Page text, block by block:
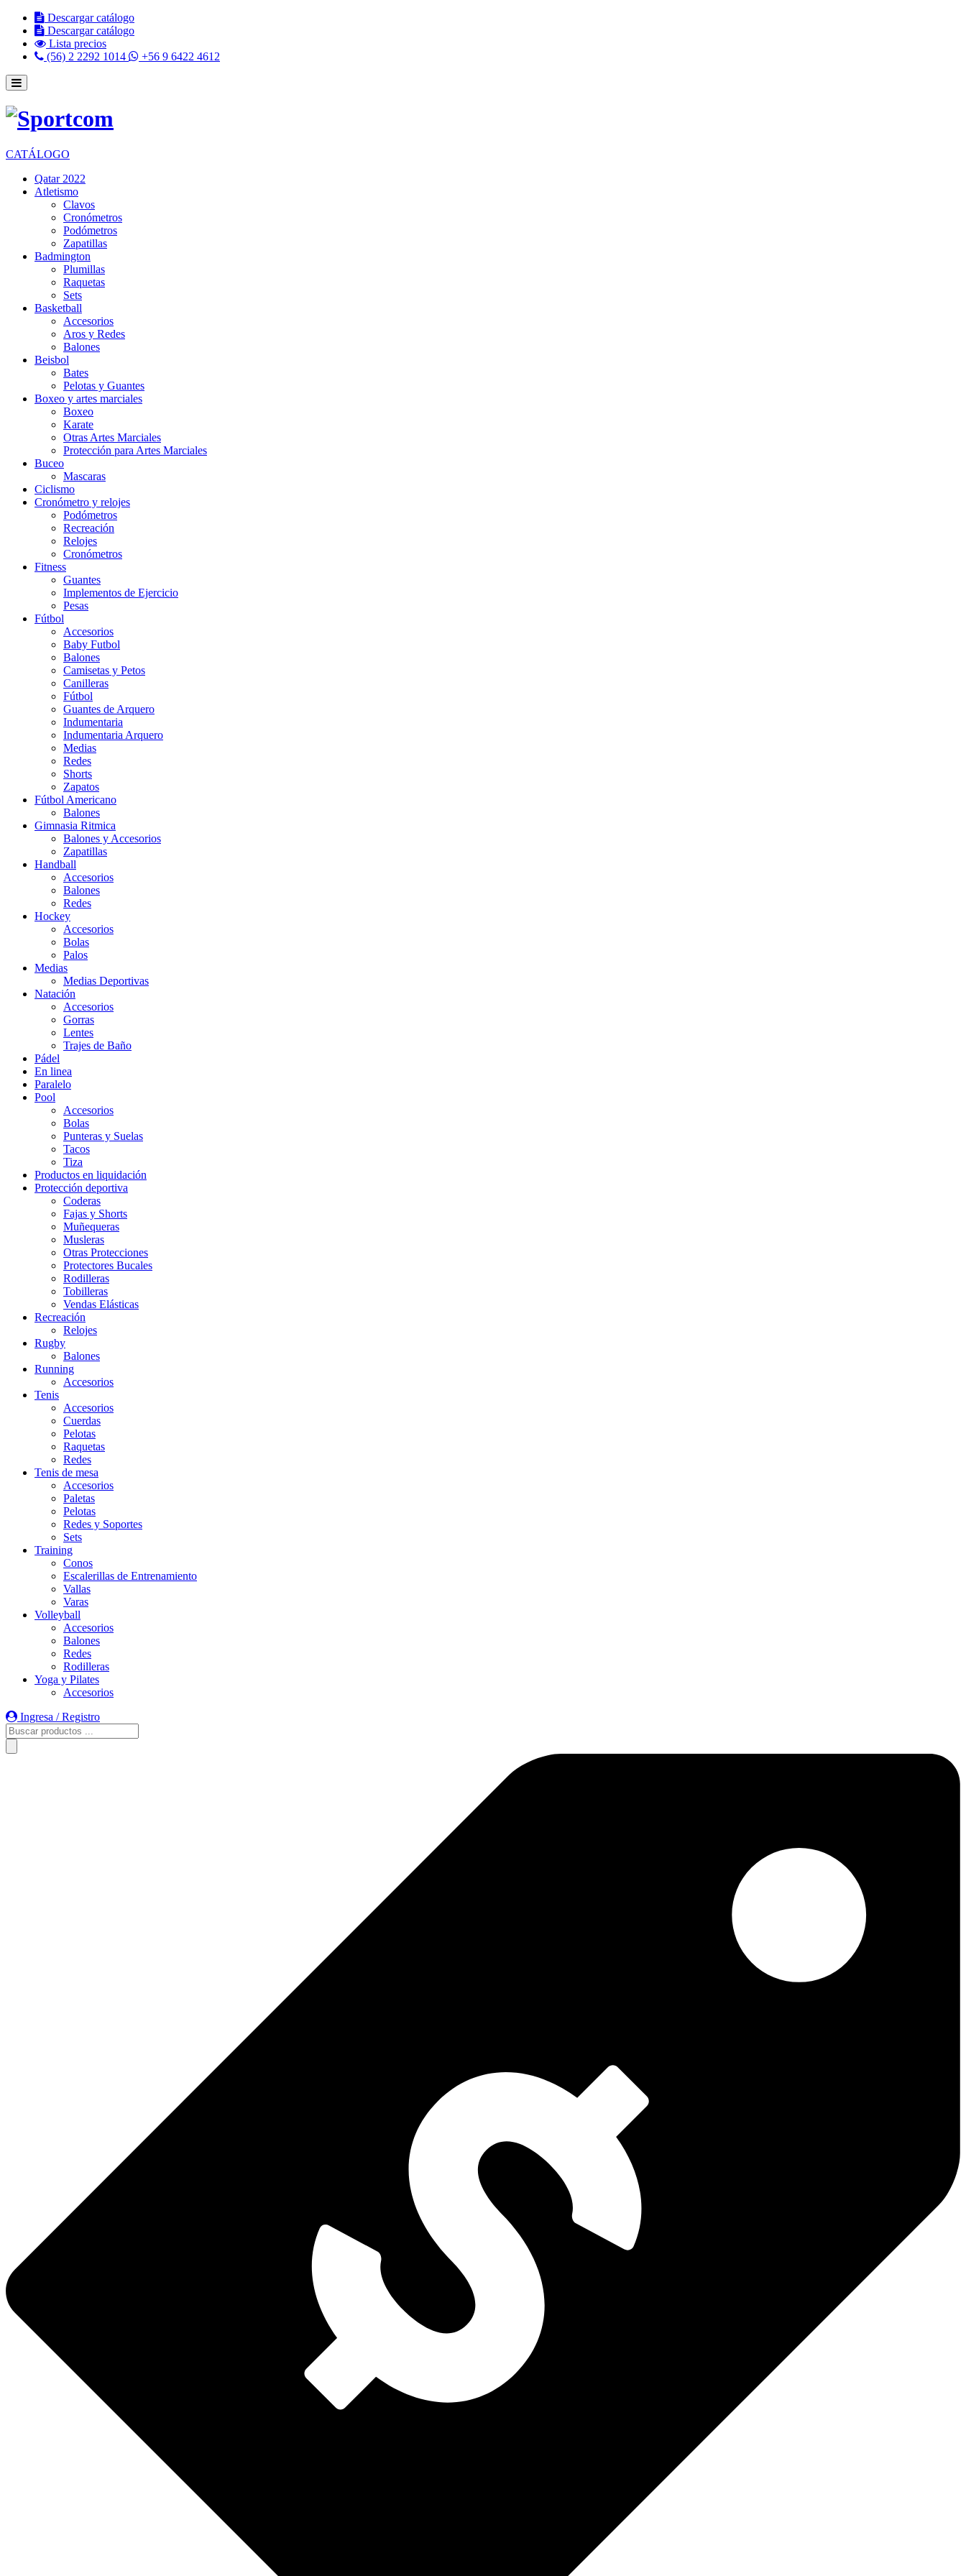
Descargar catálogo
Descargar catálogo
Lista precios
(56) 2 2292 1014
+56 9 6422 4612
CATÁLOGO
Qatar 2022
Atletismo
Clavos
Cronómetros
Podómetros
Zapatillas
Badmington
Plumillas
Raquetas
Sets
Basketball
Accesorios
Aros y Redes
Balones
Beisbol
Bates
Pelotas y Guantes
Boxeo y artes marciales
Boxeo
Karate
Otras Artes Marciales
Protección para Artes Marciales
Buceo
Mascaras
Ciclismo
Cronómetro y relojes
Podómetros
Recreación
Relojes
Cronómetros
Fitness
Guantes
Implementos de Ejercicio
Pesas
Fútbol
Accesorios
Baby Futbol
Balones
Camisetas y Petos
Canilleras
Fútbol
Guantes de Arquero
Indumentaria
Indumentaria Arquero
Medias
Redes
Shorts
Zapatos
Fútbol Americano
Balones
Gimnasia Ritmica
Balones y Accesorios
Zapatillas
Handball
Accesorios
Balones
Redes
Hockey
Accesorios
Bolas
Palos
Medias
Medias Deportivas
Natación
Accesorios
Gorras
Lentes
Trajes de Baño
Pádel
En linea
Paralelo
Pool
Accesorios
Bolas
Punteras y Suelas
Tacos
Tiza
Productos en liquidación
Protección deportiva
Coderas
Fajas y Shorts
Muñequeras
Musleras
Otras Protecciones
Protectores Bucales
Rodilleras
Tobilleras
Vendas Elásticas
Recreación
Relojes
Rugby
Balones
Running
Accesorios
Tenis
Accesorios
Cuerdas
Pelotas
Raquetas
Redes
Tenis de mesa
Accesorios
Paletas
Pelotas
Redes y Soportes
Sets
Training
Conos
Escalerillas de Entrenamiento
Vallas
Varas
Volleyball
Accesorios
Balones
Redes
Rodilleras
Yoga y Pilates
Accesorios
Ingresa / Registro
Búsqueda
de
productos